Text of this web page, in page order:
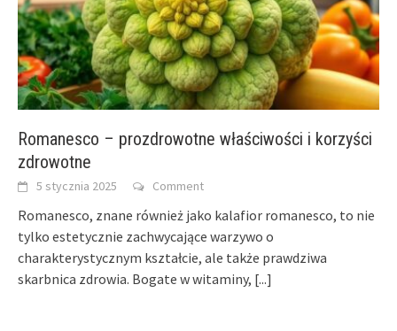
Romanesco – prozdrowotne właściwości i korzyści
zdrowotne
5 stycznia 2025 Comment
Romanesco, znane również jako kalafior romanesco, to nie
tylko estetycznie zachwycające warzywo o
charakterystycznym kształcie, ale także prawdziwa
skarbnica zdrowia. Bogate w witaminy, [...]